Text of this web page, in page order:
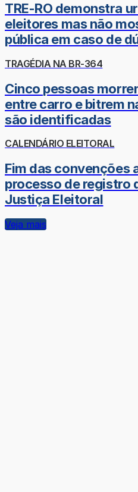
TRE-RO demonstra
eleitores mas não
pública em caso de
TRAGÉDIA NA BR-364
Cinco pessoas
entre carro e bitrem
são identificadas
CALENDÁRIO ELEITORAL
Fim das convenções
processo de registro
Justiça Eleitoral
Veja mais